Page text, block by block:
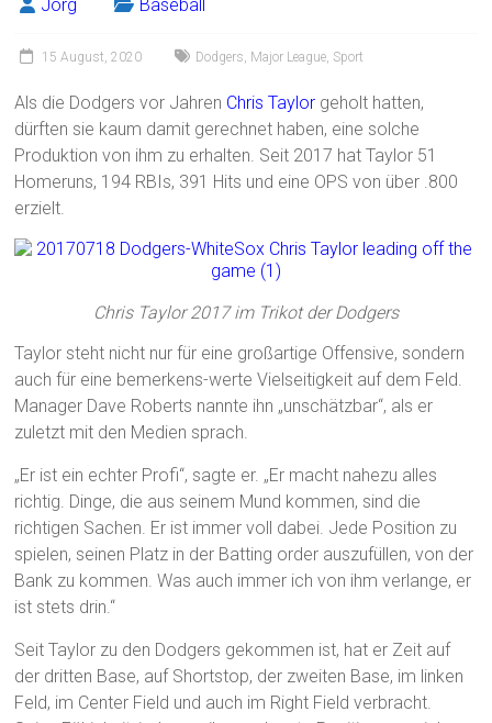
Jörg Baseball
15 August, 2020 Dodgers, Major League, Sport
Als die Dodgers vor Jahren Chris Taylor geholt hatten,
dürften sie kaum damit gerechnet haben, eine solche
Produktion von ihm zu erhalten. Seit 2017 hat Taylor 51
Homeruns, 194 RBIs, 391 Hits und eine OPS von über .800
erzielt.
Chris Taylor 2017 im Trikot der Dodgers
Taylor steht nicht nur für eine großartige Offensive, sondern
auch für eine bemerkens-werte Vielseitigkeit auf dem Feld.
Manager Dave Roberts nannte ihn „unschätzbar“, als er
zuletzt mit den Medien sprach.
„Er ist ein echter Profi“, sagte er. „Er macht nahezu alles
richtig. Dinge, die aus seinem Mund kommen, sind die
richtigen Sachen. Er ist immer voll dabei. Jede Position zu
spielen, seinen Platz in der Batting order auszufüllen, von der
Bank zu kommen. Was auch immer ich von ihm verlange, er
ist stets drin.“
Seit Taylor zu den Dodgers gekommen ist, hat er Zeit auf
der dritten Base, auf Shortstop, der zweiten Base, im linken
Feld, im Center Field und auch im Right Field verbracht.